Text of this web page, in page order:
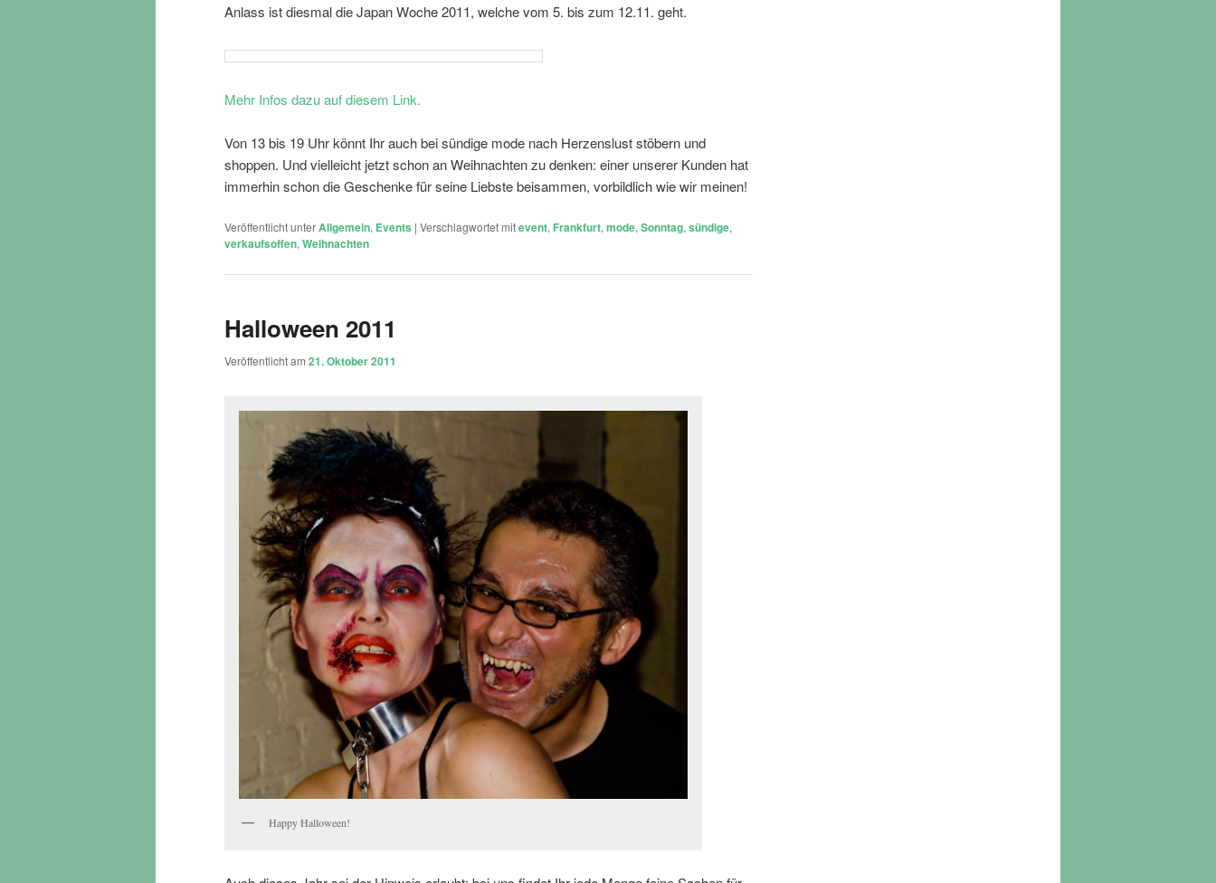
Anlass ist diesmal die Japan Woche 2011, welche vom 5. bis zum 12.11. geht.
Mehr Infos dazu auf diesem Link.
Von 13 bis 19 Uhr könnt Ihr auch bei sündige mode nach Herzenslust stöbern und
shoppen. Und vielleicht jetzt schon an Weihnachten zu denken: einer unserer Kunden hat
immerhin schon die Geschenke für seine Liebste beisammen, vorbildlich wie wir meinen!
Veröffentlicht unterAllgemein, Events | Verschlagwortet mitevent, Frankfurt, mode, Sonntag, sündige,
verkaufsoffen, Weihnachten
Halloween 2011
Veröffentlicht am 21. Oktober 2011
Happy Halloween!